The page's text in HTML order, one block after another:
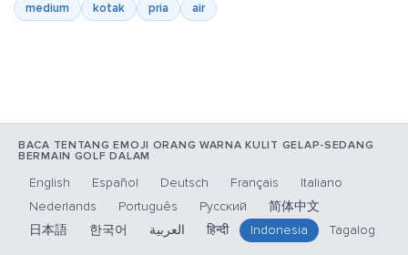
medium
kotak pria air
BACA TENTANG EMOJI ORANG WARNA KULIT GELAP-SEDANG
BERMAIN GOLF DALAM
English Español Deutsch Français
Italiano
Nederlands
Português Русский
简体中文
日本語
한국어 العربية हिन्दी Indonesia Tagalog